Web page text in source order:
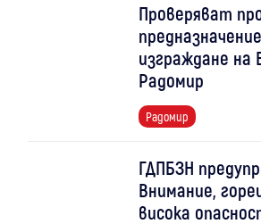
Проверяват
изграждане на
Радомир
Радомир
ГДПБЗН
Внимание,
висока